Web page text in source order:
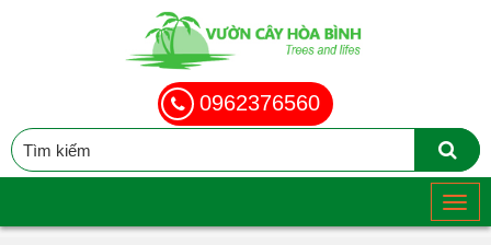
0962376560